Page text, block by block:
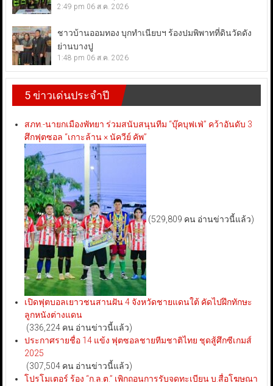
2:49 pm 06 ส.ค. 2026
ชาวบ้านออมทอง บุกทำเนียบฯ ร้องปมพิพาทที่ดินวัดดัง
ย่านบางปู
1:48 pm 06 ส.ค. 2026
5 ข่าวเด่นประจำปี
สภท.-นายกเมืองพัทยา ร่วมสนับสนุนทีม “บุ๊คบุฟเฟ่” คว้าอันดับ 3
ศึกฟุตซอล “เกาะล้าน × นัควีย์ คัพ”
(529,809 คน อ่านข่าวนี้แล้ว)
เปิดฟุตบอลเยาวชนสานฝัน 4 จังหวัดชายแดนใต้ คัดไปฝึกทักษะ
ลูกหนังต่างแดน
(336,224 คน อ่านข่าวนี้แล้ว)
ประกาศรายชื่อ 14 แข้ง ฟุตซอลชายทีมชาติไทย ชุดสู้ศึกซีเกมส์
2025
(307,504 คน อ่านข่าวนี้แล้ว)
โปรโมเตอร์ ร้อง “ก.ล.ต.” เพิกถอนการรับจดทะเบียน บ.สื่อโฆษณา